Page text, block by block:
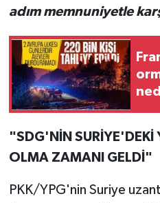
adım memnuniyetle
"SDG'NİN SURİYE'DEKİ
OLMA ZAMANI GELDİ"
PKK/YPG'nin Suriye